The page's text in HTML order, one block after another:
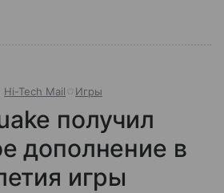
Hi-Tech Mail Игры
получил
дополнение в
игры